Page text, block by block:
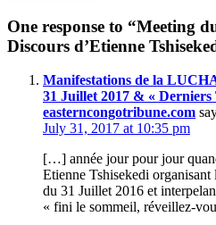
One response to “Meeting
Discours d’Etienne
Manifestations de la
31 Juillet 2017 & « Derniers
easterncongotribune.com
July 31, 2017 at 10:35 pm
[…] année jour pour jour
Etienne Tshisekedi
du 31 Juillet 2016 et
« fini le sommeil, réveillez-